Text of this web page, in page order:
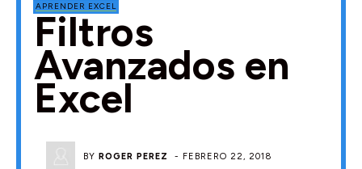
APRENDER EXCEL
Filtros
Avanzados en
Excel
BYROGER PEREZ - FEBRERO 22, 2018